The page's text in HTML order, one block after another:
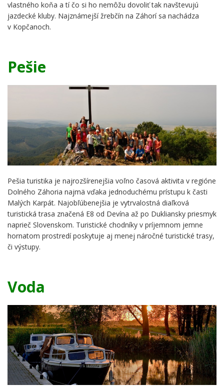
vlastného koňa a tí čo si ho nemôžu dovoliť tak navštevujú
jazdecké kluby. Najznámejší žrebčín na Záhorí sa nachádza
v Kopčanoch.
Pešie
Pešia turistika je najrozšírenejšia voľno časová aktivita v regióne
Dolného Záhoria najmä vďaka jednoduchému prístupu k časti
Malých Karpát. Najobľúbenejšia je vytrvalostná diaľková
turistická trasa značená E8 od Devína až po Dukliansky priesmyk
naprieč Slovenskom. Turistické chodníky v príjemnom jemne
hornatom prostredí poskytuje aj menej náročné turistické trasy,
či výstupy.
Voda